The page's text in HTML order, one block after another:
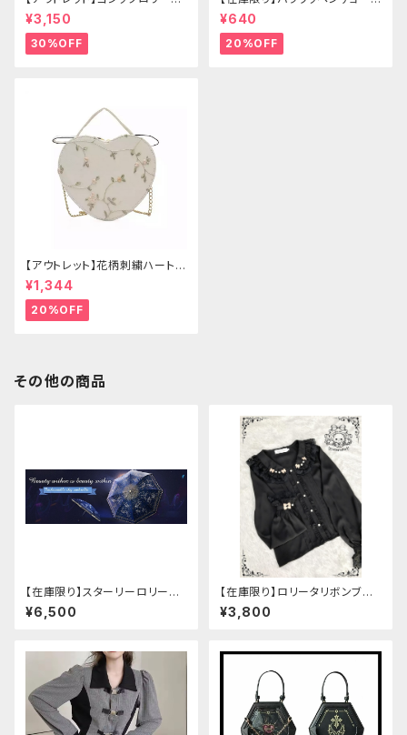
ゴールドクラウン＆ホーン(ヴェ
ール付き)
¥3,150
30%OFF
ー
¥640
20%OFF
【アウトレット】花柄刺繍ハートバ
ッグ
¥1,344
20%OFF
その他の商品
【在庫限り】スターリーロリータ
アンブレラ
¥6,500
【在庫限り】ロリータリボンブラ
ウス：フリーサイズ
¥3,800